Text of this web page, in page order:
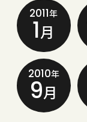
2011年
1月
2010年
9月